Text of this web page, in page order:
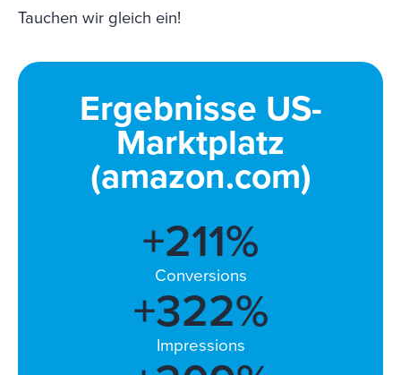
Tauchen wir gleich ein!
Ergebnisse US-
Marktplatz
(amazon.com)
Conversions
+211%
Impressions
+322%